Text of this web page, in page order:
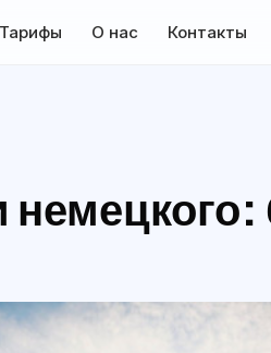
Тарифы О нас Контакты